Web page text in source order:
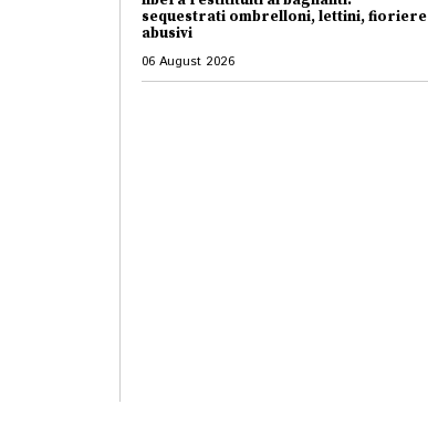
sequestrati ombrelloni, lettini, fioriere
abusivi
06 August 2026